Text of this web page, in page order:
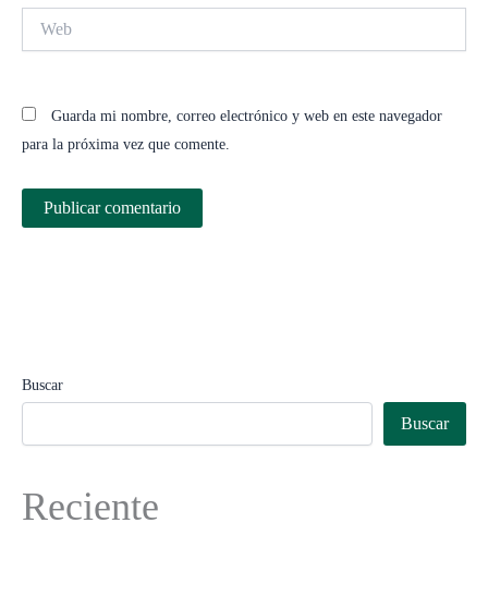
Guarda mi nombre, correo electrónico y web en este navegador
para la próxima vez que comente.
Buscar
Buscar
Reciente